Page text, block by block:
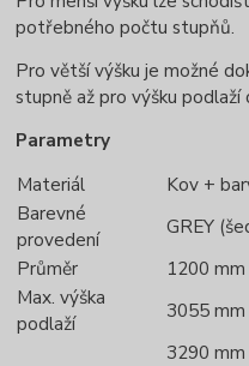
potřebného počtu stupňů.
Pro větší výšku je možné
stupně až pro výšku podlaží
Parametry
Materiál
Kov +
Barevné
provedení
GREY
Průměr
1200 mm
Max. výška
podlaží
3055
3290